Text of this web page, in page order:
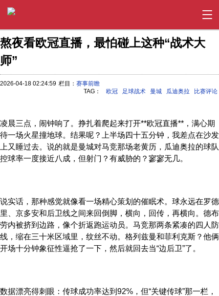
熬夜看欧冠直播，最怕碰上这种“战术大
师”
2026-04-18 02:24:59 栏目： 赛事前瞻
TAG：
欧冠 足球战术 曼城 瓜迪奥拉 比赛评论
凌晨三点，闹钟响了。挣扎着爬起来打开**欧冠直播**，满心期
待一场火星撞地球。结果呢？上半场四十五分钟，我差点在沙发
上又睡过去。说的就是曼城对马竞那场老黄历，瓜迪奥拉的球队
控球率一度接近八成，但射门？有威胁的？寥寥无几。
说实话，那种感觉就像看一场精心策划的催眠术。球永远在罗德
里、京多安和后卫线之间来回倒脚，横向，回传，再横向。德布
劳内被挤到边路，像个折返跑运动员。马竞那两条紧凑的四人防
线，缩在三十米区域里，纹丝不动。格列兹曼和菲利克斯？他俩
开场十分钟象征性逼抢了一下，然后就回去当“边后卫”了。
数据漂亮得刺眼：传球成功率达到92%，但“关键传球”那一栏，